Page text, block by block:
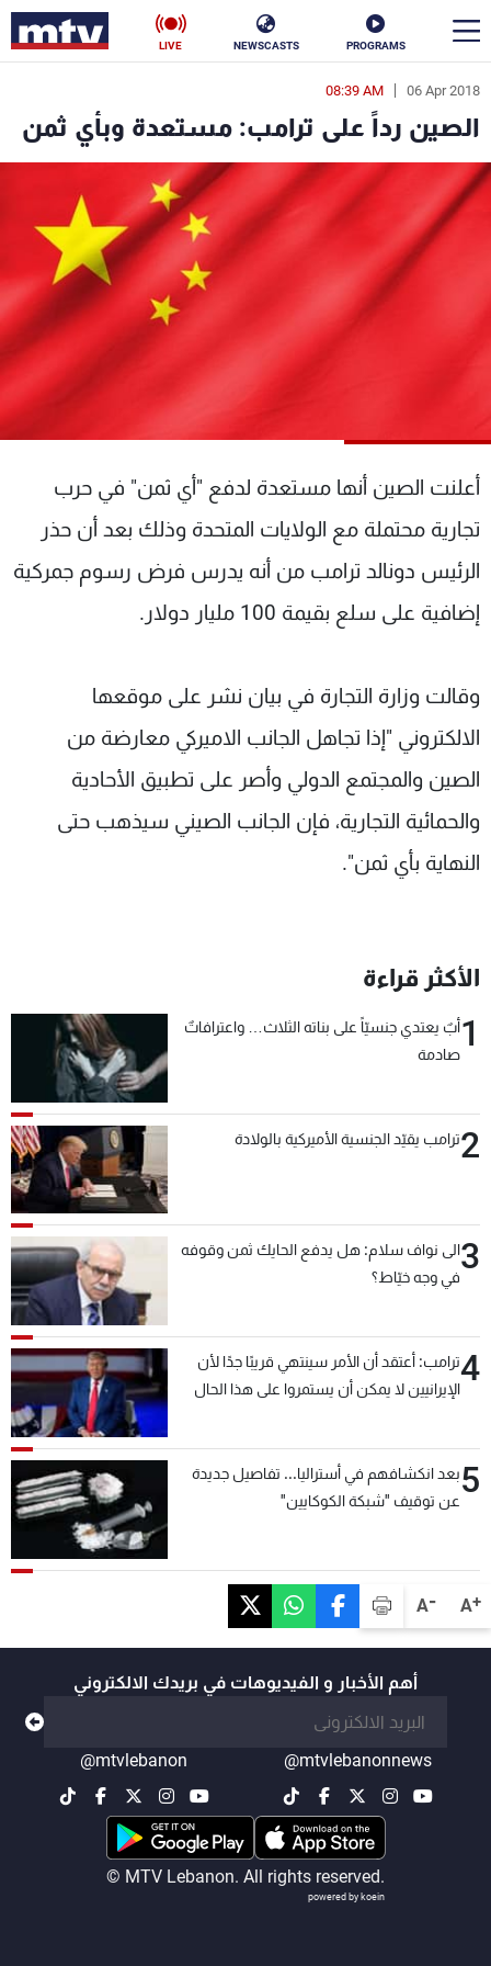
PROGRAMS
NEWSCASTS
LIVE
A+
A-
06 Apr 2018
08:39 AM
الصين رداً على ترامب: مستعدة وبأي ثمن
أعلنت الصين أنها مستعدة لدفع "أي ثمن" في حرب
تجارية محتملة مع الولايات المتحدة وذلك بعد أن حذر
الرئيس دونالد ترامب من أنه يدرس فرض رسوم جمركية
إضافية على سلع بقيمة 100 مليار دولار.
وقالت وزارة التجارة في بيان نشر على موقعها
الالكتروني "إذا تجاهل الجانب الاميركي معارضة من
الصين والمجتمع الدولي وأصر على تطبيق الأحادية
والحمائية التجارية، فإن الجانب الصيني سيذهب حتى
النهاية بأي ثمن".
الأكثر قراءة
1أبٌ يعتدي جنسيّاً على بناته الثلاث… واعترافاتٌ
صادمة
2ترامب يقيّد الجنسية الأميركية بالولادة
3الى نواف سلام: هل يدفع الحايك ثمن وقوفه
في وجه خيّاط؟
4ترامب: أعتقد أن الأمر سينتهي قريبًا جدًا لأن
الإيرانيين لا يمكن أن يستمروا على هذا الحال
5بعد انكشافهم في أستراليا... تفاصيل جديدة
عن توقيف "شبكة الكوكايين"
أهم الأخبار و الفيديوهات في بريدك الالكتروني
@mtvlebanonnews
@mtvlebanon
© MTV Lebanon. All rights reserved.
powered by koein
en
الأخبار
سياسة ناس
إقتصاد
جدول البرامج
شاهد البرامج
الترددات
عن MTV
وظائف
سياسة الخصوصية